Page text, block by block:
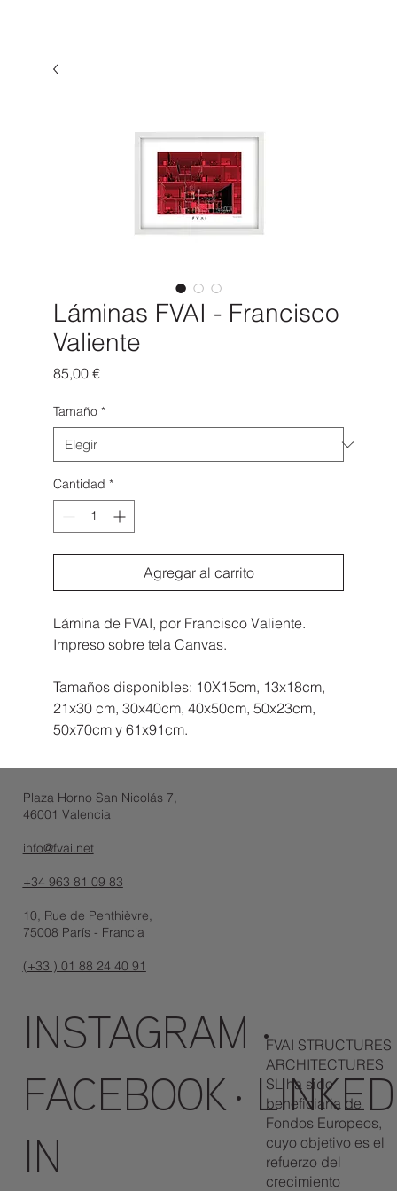
Láminas FVAI - Francisco
Valiente
85,00 €Precio
Tamaño *
Cantidad *
Agregar al carrito
Lámina de FVAI, por Francisco Valiente.
Impreso sobre tela Canvas.
Tamaños disponibles: 10X15cm, 13x18cm,
21x30 cm, 30x40cm, 40x50cm, 50x23cm,
50x70cm y 61x91cm.
Plaza Horno San Nicolás 7,
46001 Valencia
info@fvai.net
+34 963 81 09 83
10, Rue de Penthièvre,
75008 París - Francia
(+33 ) 01 88 24 40 91
INSTAGRAM ·
FACEBOOK · LINKED
IN
FVAI STRUCTURES
ARCHITECTURES
SL ha sido
beneficiaria de
Fondos Europeos,
cuyo objetivo es el
refuerzo del
crecimiento